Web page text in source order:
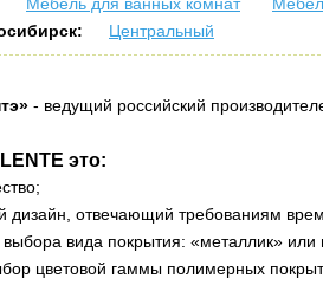
Центральный
- ведущий российский
это:
дизайн, отвечающий требованиям
вида покрытия: «металлик» или
цветовой гаммы полимерных